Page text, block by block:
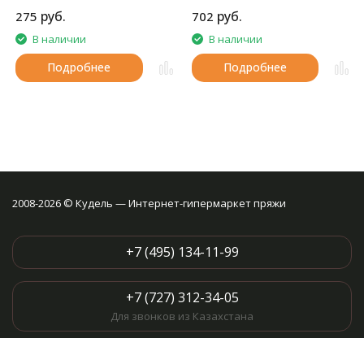
275 руб.
В наличии
Подробнее
702 руб.
В наличии
Подробнее
2008-2026 © Кудель — Интернет-гипермаркет пряжи
+7 (495) 134-11-99
+7 (727) 312-34-05
Для звонков из Казахстана